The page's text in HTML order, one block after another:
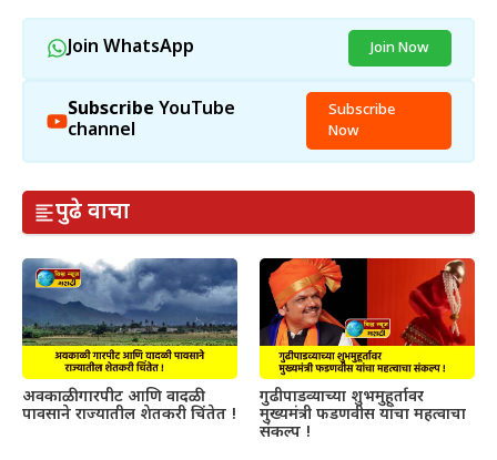
Join WhatsApp Join Now
Subscribe YouTube
channel
Subscribe
Now
पुढे वाचा
अवकाळी गारपीट आणि वादळी
पावसाने राज्यातील शेतकरी चिंतेत !
गुढीपाडव्याच्या शुभमुहूर्तावर
मुख्यमंत्री फडणवीस यांचा महत्वाचा
संकल्प !